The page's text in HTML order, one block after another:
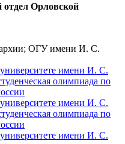
Орловской
ОГУ имени И. С.